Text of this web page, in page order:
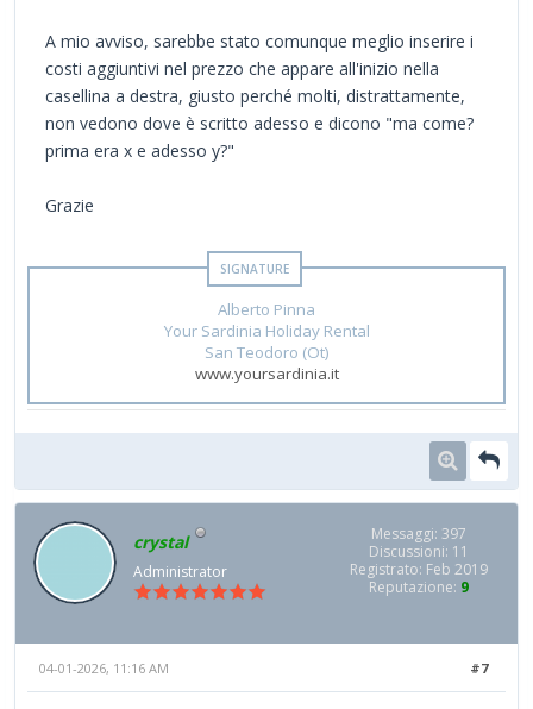
A mio avviso, sarebbe stato comunque meglio inserire i
costi aggiuntivi nel prezzo che appare all'inizio nella
casellina a destra, giusto perché molti, distrattamente,
non vedono dove è scritto adesso e dicono "ma come?
prima era x e adesso y?"
Grazie
Alberto Pinna
Your Sardinia Holiday Rental
San Teodoro (Ot)
www.yoursardinia.it
crystal
Administrator
Messaggi: 397
Discussioni: 11
Registrato: Feb 2019
Reputazione: 9
#7
04-01-2026, 11:16 AM